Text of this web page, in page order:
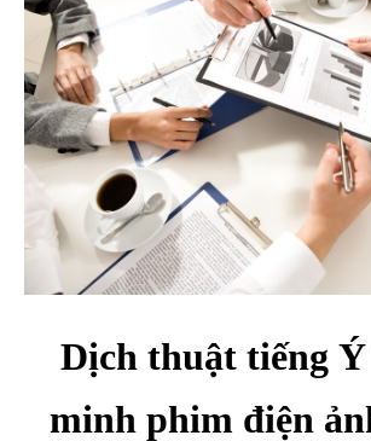
Dịch thuật tiếng
minh phim điện